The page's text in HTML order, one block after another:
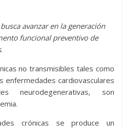
avanzar en la generación
funcional preventivo de
.
no transmisibles tales como
enfermedades cardiovasculares
neurodegenerativas, son
crónicas se produce un